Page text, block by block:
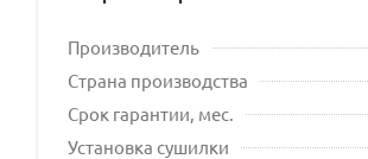
Производитель
Страна производства
Срок гарантии, мес.
Установка сушилки